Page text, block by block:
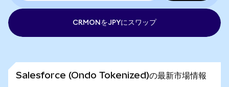
CRMONをJPYにスワップ
Salesforce (Ondo Tokenized)の最新市場情報